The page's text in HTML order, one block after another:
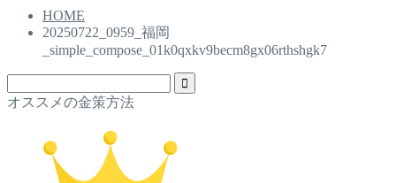
HOME
20250722_0959_福岡
_simple_compose_01k0qxkv9becm8gx06rthshgk7
オススメの金策方法